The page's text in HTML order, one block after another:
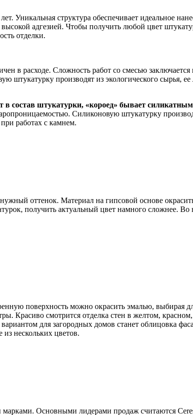
Уникальная структура обеспечивает идеальное
адгезией. Чтобы получить любой цвет
отделки.
в расходе. Сложность работ со смесью заключается
штукатурку производят из экологического сырья,
в состав штукатурки, «короед» бывает
Силиконовую штукатурку
работах с камнем.
оттенок. Материал на гипсовой основе
получить актуальный цвет намного сложнее.
поверхность можно окрасить эмалью, выбирая
Красиво смотрится отделка стен в желтом,
для загородных домов станет облицовка
нескольких цветов.
Основными лидерами продаж считаются